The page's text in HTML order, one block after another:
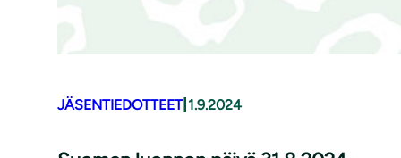
JÄSENTIEDOTTEET| 1.9.2024